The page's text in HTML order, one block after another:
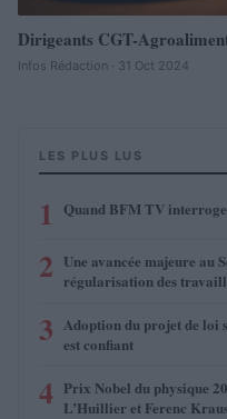
Dirigeants CGT-
Infos Rédaction · 31 Oct 2024
LES PLUS LUS
1 Quand BFM TV
2 Une avancée majeure au
régularisation des
3 Adoption du projet de
est confiant
4 Prix Nobel du physique
L’Huillier et Ferenc